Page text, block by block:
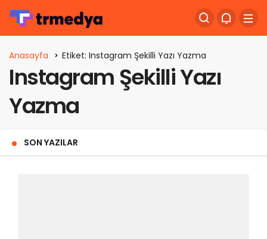
Anasayfa Etiket: Instagram Şekilli Yazı Yazma
Instagram Şekilli Yazı
Yazma
SON YAZILAR